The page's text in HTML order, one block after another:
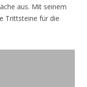
aus. Mit seinem
Trittsteine für die